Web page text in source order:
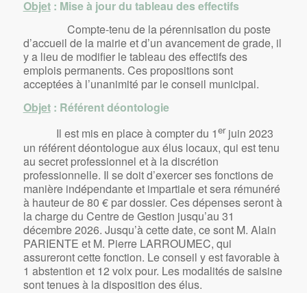
Objet: Mise à jour du tableau des effectifs
Compte-tenu de la pérennisation du poste
d’accueil de la mairie et d’un avancement de grade, il
y a lieu de modifier le tableau des effectifs des
emplois permanents. Ces propositions sont
acceptées à l’unanimité par le conseil municipal.
Objet: Référent déontologie
Il est mis en place à compter du 1erjuin 2023
un référent déontologue aux élus locaux, qui est tenu
au secret professionnel et à la discrétion
professionnelle. Il se doit d’exercer ses fonctions de
manière indépendante et impartiale et sera rémunéré
à hauteur de 80 € par dossier. Ces dépenses seront à
la charge du Centre de Gestion jusqu’au 31
décembre 2026. Jusqu’à cette date, ce sont M. Alain
PARIENTE et M. Pierre LARROUMEC, qui
assureront cette fonction. Le conseil y est favorable à
1 abstention et 12 voix pour. Les modalités de saisine
sont tenues à la disposition des élus.